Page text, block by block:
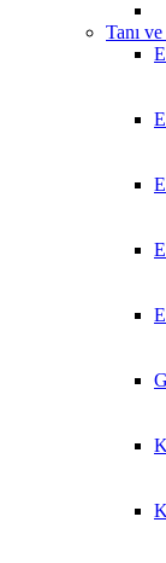
Tanı